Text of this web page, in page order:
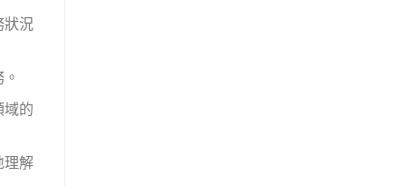
狀況
域的
理解